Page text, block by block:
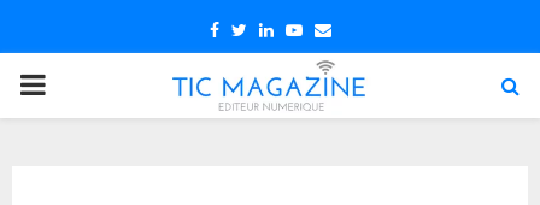
Facebook
TwitterLinkedin
Youtube
Email
PRIMARY